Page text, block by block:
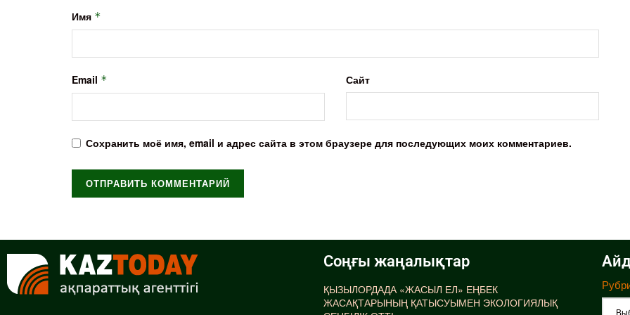
Имя *
Email * Сайт
Сохранить моё имя, email и адрес сайта в этом браузере для последующих моих комментариев.
Соңғы жаңалықтар
ҚЫЗЫЛОРДАДА «ЖАСЫЛ ЕЛ» ЕҢБЕК
ЖАСАҚТАРЫНЫҢ ҚАТЫСУЫМЕН ЭКОЛОГИЯЛЫҚ